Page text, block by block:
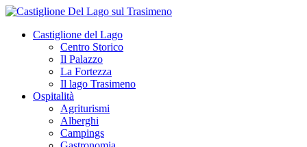
Castiglione del Lago
Centro Storico
Il Palazzo
La Fortezza
Il lago Trasimeno
Ospitalità
Agriturismi
Alberghi
Campings